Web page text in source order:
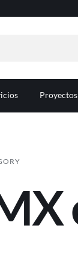
Proyectos